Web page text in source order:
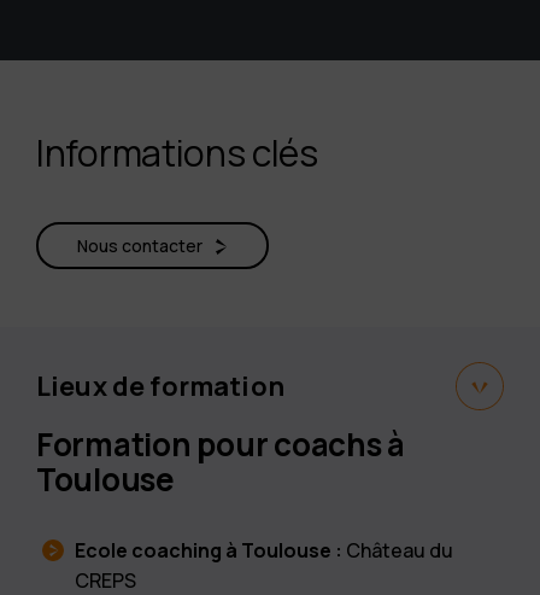
Informations clés
Nous contacter
Lieux de formation
Formation pour coachs à
Toulouse
Ecole coaching à Toulouse : Château du
CREPS